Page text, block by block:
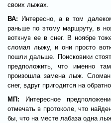
своих лыжах.
ВА: Интересно, а в том
раньше по этому маршруту, в
воткнув ее в снег. В ноябре
сломал лыжу, и они просто
пошли дальше. Поисковики
предположить, что именно
произошла замена лыж.
снег, вдруг пригодится на
МП: Интересное
отмечать в протоколе, что
бы, что на месте лабаза одна